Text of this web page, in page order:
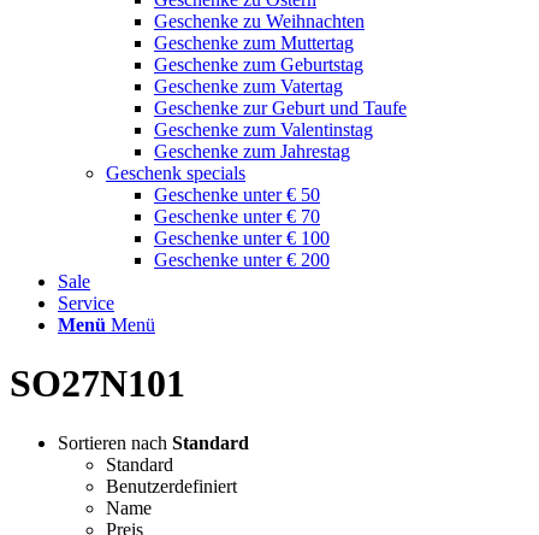
Geschenke zu Weihnachten
Geschenke zum Muttertag
Geschenke zum Geburtstag
Geschenke zum Vatertag
Geschenke zur Geburt und Taufe
Geschenke zum Valentinstag
Geschenke zum Jahrestag
Geschenk specials
Geschenke unter € 50
Geschenke unter € 70
Geschenke unter € 100
Geschenke unter € 200
Sale
Service
Menü Menü
SO27N101
Sortieren nach Standard
Standard
Benutzerdefiniert
Name
Preis